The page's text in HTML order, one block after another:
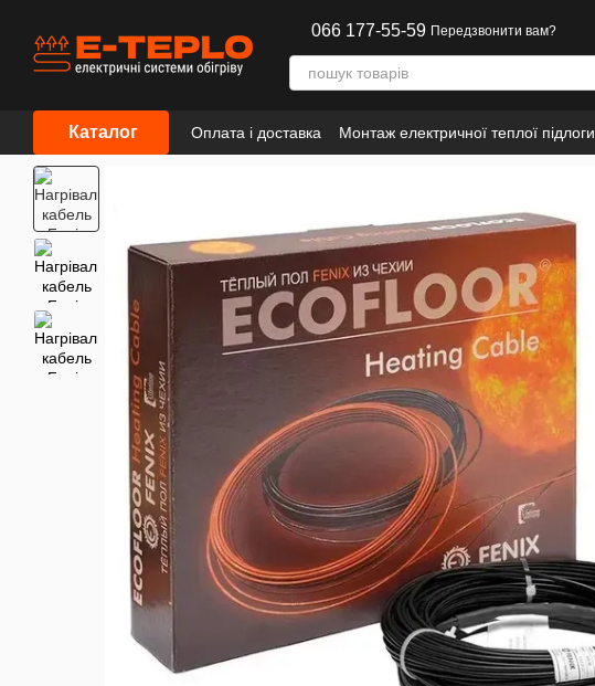
066 177-55-59 Передзвонити вам?
Каталог Оплата і доставка Монтаж електричної теплої підлоги
Інформація